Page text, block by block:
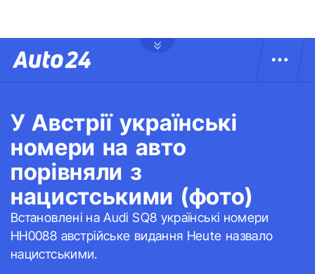
У Австрії українські
номери на авто
порівняли з
нацистськими (фото)
Встановлені на Audi SQ8 українські номери
НН0088 австрійське видання Heute назвало
нацистськими.